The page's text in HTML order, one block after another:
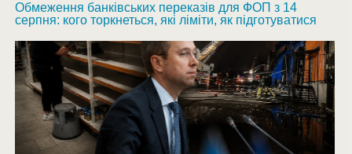
Обмеження банківських переказів для ФОП з 14
серпня: кого торкнеться, які ліміти, як підготуватися